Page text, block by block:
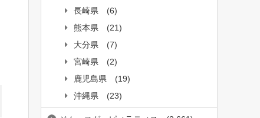
長崎県
(6)
熊本県
(21)
大分県
(7)
宮崎県
(2)
鹿児島県
(19)
沖縄県
(23)